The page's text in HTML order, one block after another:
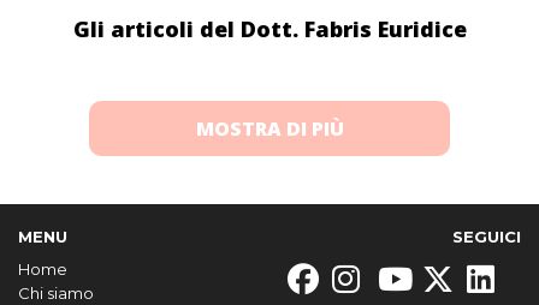
Gli articoli del Dott. Fabris Euridice
MOSTRA DI PIÙ
MENU
Home
Chi siamo
SEGUICI